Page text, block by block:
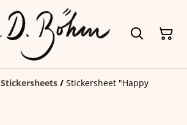
Stickersheets / Stickersheet "Happy